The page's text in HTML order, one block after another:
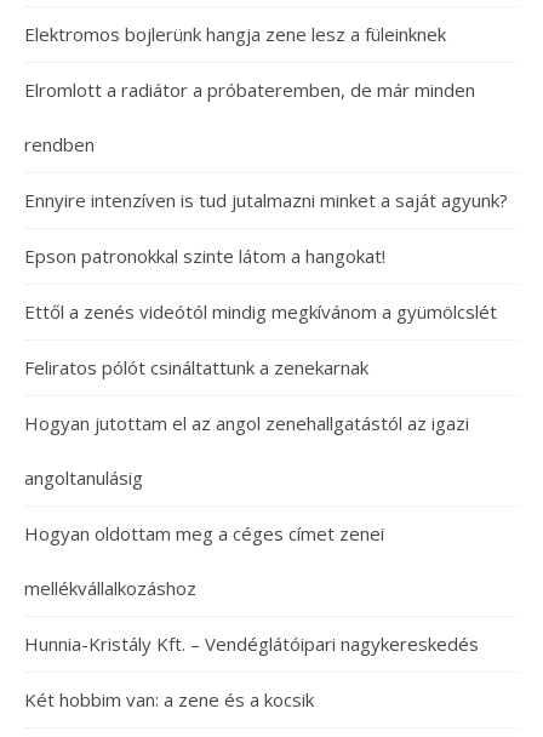
Elektromos bojlerünk hangja zene lesz a füleinknek
Elromlott a radiátor a próbateremben, de már minden
rendben
Ennyire intenzíven is tud jutalmazni minket a saját agyunk?
Epson patronokkal szinte látom a hangokat!
Ettől a zenés videótól mindig megkívánom a gyümölcslét
Feliratos pólót csináltattunk a zenekarnak
Hogyan jutottam el az angol zenehallgatástól az igazi
angoltanulásig
Hogyan oldottam meg a céges címet zenei
mellékvállalkozáshoz
Hunnia-Kristály Kft. – Vendéglátóipari nagykereskedés
Két hobbim van: a zene és a kocsik